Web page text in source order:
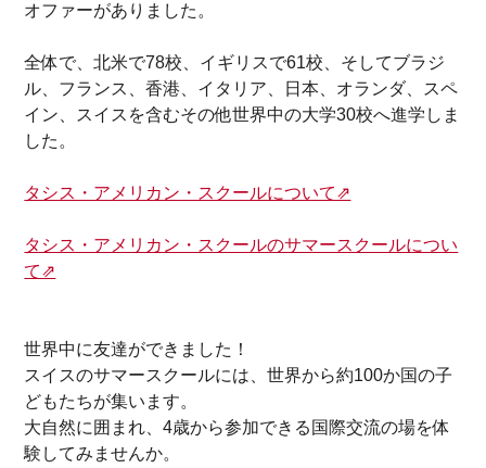
オファーがありました。
全体で、北米で78校、イギリスで61校、そしてブラジ
ル、フランス、香港、イタリア、日本、オランダ、スペ
イン、スイスを含むその他世界中の大学30校へ進学しま
した。
タシス・アメリカン・スクールについて⇗
タシス・アメリカン・スクールのサマースクールについ
て⇗
世界中に友達ができました！
スイスのサマースクールには、世界から約100か国の子
どもたちが集います。
大自然に囲まれ、4歳から参加できる国際交流の場を体
験してみませんか。